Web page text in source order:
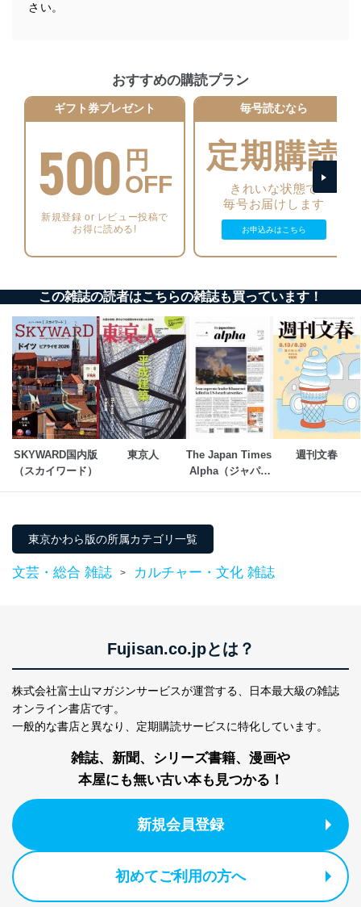
当社は、個人情報の正確性及び安全性を確保するため
アクセス制御
個人データを取り扱うことのできる機器及び当該
機器を取り扱う従業者を明確化し、 個人データへ
の不要なアクセスを防止しています。
アクセス者の識別と認証
機器に標準装備されているユーザー制御機能（ユ
ーザーアカウント制御）により、個人情報データ
ベース等を取り扱う情報システムを使用する従業
者を識別・認証しています。
個人データを取り扱う機器等のオペレーティング
個人データを取り扱う機器等にセキュリティ対策
ソフトウェア等を導入し、自動更新 機能等の活用
により、これを最新状態としています。
情報システムの使用に伴う漏洩等の防止
メール等により個人データの含まれるファイルを
送信する場合に、当該ファイルへのパスワードを
設定しています。
個人情報保護マネジメントシステムの継続的改善
当社は、内部監査及びマネジメントレビューの機会を通
じて、個人情報保護マネジメントシステムを継続的に改
貴殿の個人情報及び当社の個人情報保護マネジメントシ
絡ください。
TEL：0570-200-223
FAX：03-5459-7073
改訂：2025年2月20日
制定：2005年4月1日
株式会社富士山マガジンサービス
代表取締役会長 西野 伸一郎
個人情報の取扱いについて
護管理者の責任のもと、個人情報を取得・アクセス・利
用・提供・管理いたします。
東京都渋谷区南平台町16-11
さい。
おすすめの購読プラン
ギフト券プレゼント
500 円
OFF
新規登録 or レビュー投稿で
お得に読める!
毎号読むなら
定期購読
きれいな状態で
毎号お届けします
お申込みはこちら
この雑誌の読者はこちらの雑誌も買っています！
SKYWARD国内版
（スカイワード）
東京人
The Japan Times
Alpha（ジャパン
週刊文春
東京かわら版の所属カテゴリ一覧
文芸・総合 雑誌 > カルチャー・文化 雑誌
Fujisan.co.jpとは？
株式会社富士山マガジンサービスが運営する、
日本最大級の雑誌
オンライン書店です。
一般的な書店と異なり、 定期購読サービスに特化しています。
雑誌、新聞、シリーズ書籍、漫画や
本屋にも無い古い本も見つかる！
新規会員登録
初めてご利用の方へ